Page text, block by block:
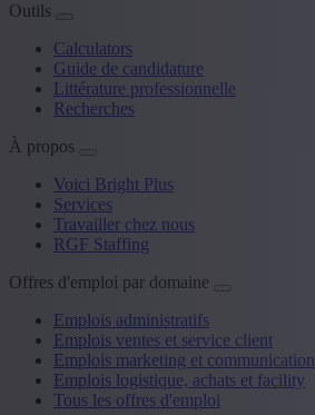
Outils
Calculators
Guide de candidature
Littérature professionnelle
Recherches
À propos
Voici Bright Plus
Services
Travailler chez nous
RGF Staffing
Offres d'emploi par domaine
Emplois administratifs
Emplois ventes et service client
Emplois marketing et communication
Emplois logistique, achats et facility
Tous les offres d'emploi